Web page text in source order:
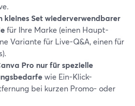
kleines Set wiederverwendbarer
für Ihre Marke (einen Haupt-
Variante für Live-Q&A, einen für
Pro nur für spezielle
wie Ein-Klick-
bei kurzen Promo- oder